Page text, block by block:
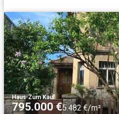
Haus·Zum Kauf
795.000 €5.482 €/m²